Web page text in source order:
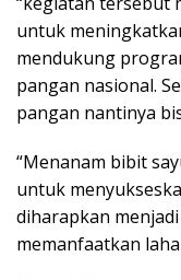
untuk
mendukung
pangan nasional.
pangan nantinya
“Menanam bibit
untuk
diharapkan
memanfaatkan